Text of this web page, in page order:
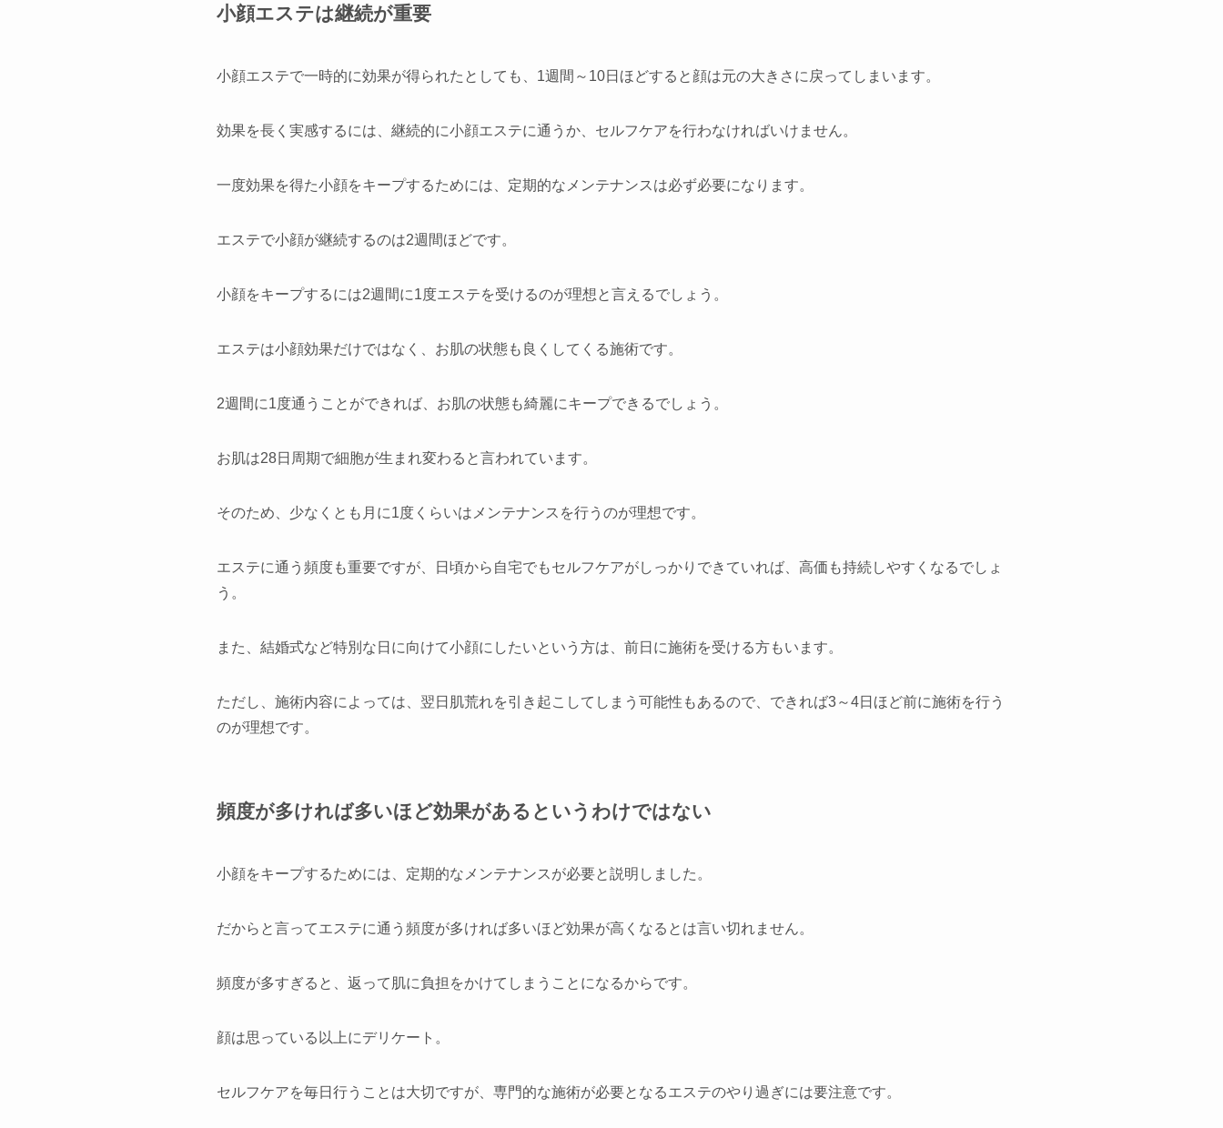
小顔エステは継続が重要
小顔エステで一時的に効果が得られたとしても、1週間～10日ほどすると顔は元の大きさに戻ってしまいます。
効果を長く実感するには、継続的に小顔エステに通うか、セルフケアを行わなければいけません。
一度効果を得た小顔をキープするためには、定期的なメンテナンスは必ず必要になります。
エステで小顔が継続するのは2週間ほどです。
小顔をキープするには2週間に1度エステを受けるのが理想と言えるでしょう。
エステは小顔効果だけではなく、お肌の状態も良くしてくる施術です。
2週間に1度通うことができれば、お肌の状態も綺麗にキープできるでしょう。
お肌は28日周期で細胞が生まれ変わると言われています。
そのため、少なくとも月に1度くらいはメンテナンスを行うのが理想です。
エステに通う頻度も重要ですが、日頃から自宅でもセルフケアがしっかりできていれば、高価も持続しやすくなるでしょ
う。
また、結婚式など特別な日に向けて小顔にしたいという方は、前日に施術を受ける方もいます。
ただし、施術内容によっては、翌日肌荒れを引き起こしてしまう可能性もあるので、できれば3～4日ほど前に施術を行う
のが理想です。
頻度が多ければ多いほど効果があるというわけではない
小顔をキープするためには、定期的なメンテナンスが必要と説明しました。
だからと言ってエステに通う頻度が多ければ多いほど効果が高くなるとは言い切れません。
頻度が多すぎると、返って肌に負担をかけてしまうことになるからです。
顔は思っている以上にデリケート。
セルフケアを毎日行うことは大切ですが、専門的な施術が必要となるエステのやり過ぎには要注意です。